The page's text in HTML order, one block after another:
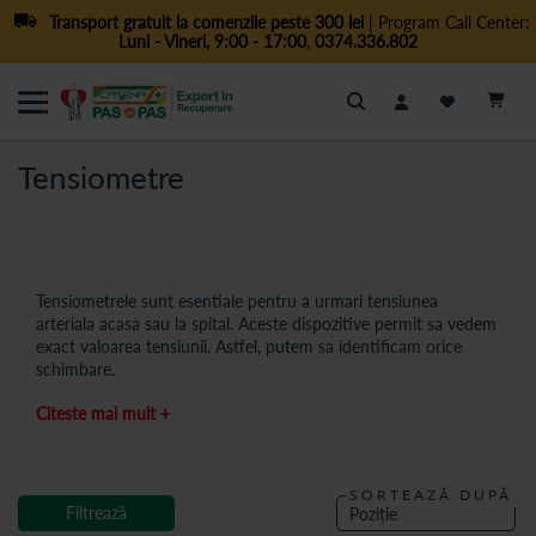
Transport gratuit la comenzile peste 300 lei| Program Call Center:
Luni - Vineri, 9:00 - 17:00, 0374.336.802
Cautare
Tensiometre
Tensiometrele sunt esentiale pentru a urmari tensiunea
arteriala acasa sau la spital. Aceste dispozitive permit sa vedem
exact valoarea tensiunii. Astfel, putem sa identificam orice
schimbare.
Utilizarea regulata a unui tensiometru aduce multe avantaje:
2. Ajuta la gestionarea afectiunilor cardiovasculare ai a
altor conditii medicale.
3. Faciliteaza comunicarea cu medicul si ajuta la
Citeste mai mult +
SORTEAZĂ DUPĂ
Filtrează